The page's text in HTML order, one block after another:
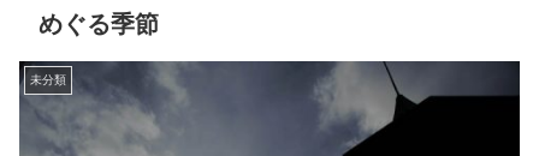
めぐる季節
未分類